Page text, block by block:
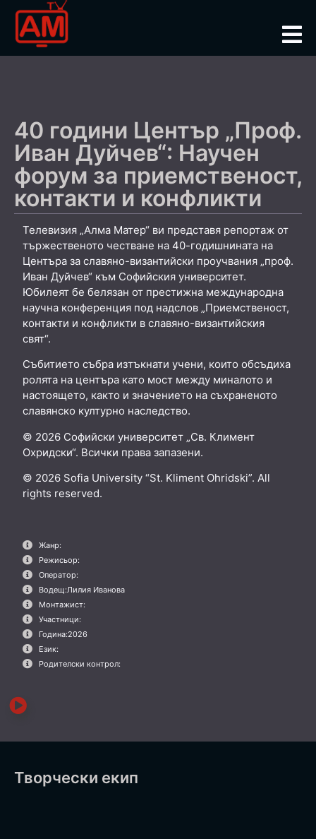
40 години Център „Проф.
Иван Дуйчев“: Научен
форум за приемственост,
контакти и конфликти
Телевизия „Алма Матер“ ви представя репортаж от
тържественото честване на 40-годишнината на
Центъра за славяно-византийски проучвания „проф.
Иван Дуйчев“ към Софийския университет.
Юбилеят бе белязан от престижна международна
научна конференция под надслов „Приемственост,
контакти и конфликти в славяно-византийския
свят“.
Събитието събра изтъкнати учени, които обсъдиха
ролята на центъра като мост между миналото и
настоящето, както и значението на съхраненото
славянско културно наследство.
© 2026 Софийски университет „Св. Климент
Охридски“. Всички права запазени.
© 2026 Sofia University “St. Kliment Ohridski”. All
rights reserved.
Жанр:
Режисьор:
Оператор:
Водещ:Лилия Иванова
Монтажист:
Участници:
Година:2026
Език:
Родителски контрол:
Творчески екип